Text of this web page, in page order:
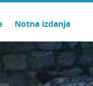
Notna izdanja